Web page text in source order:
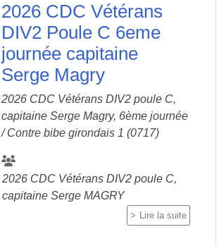
2026 CDC Vétérans
DIV2 Poule C 6eme
journée capitaine
Serge Magry
2026 CDC Vétérans DIV2 poule C,
capitaine Serge Magry, 6ème journée
/ Contre bibe girondais 1 (0717)
2026 CDC Vétérans DIV2 poule C,
capitaine Serge MAGRY
Lire la suite